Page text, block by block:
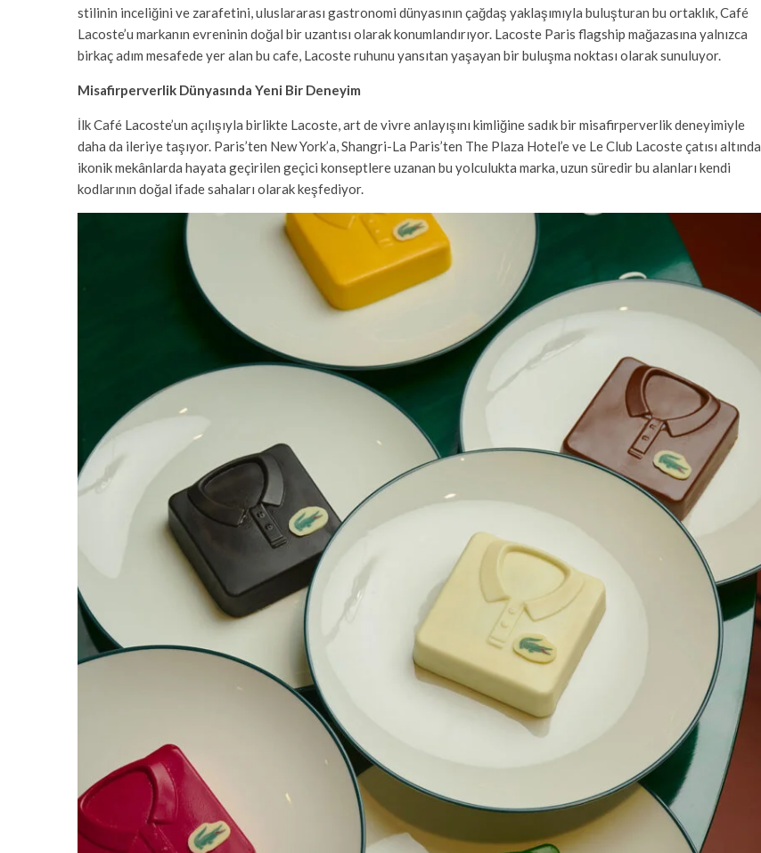
stilinin inceliğini ve zarafetini, uluslararası gastronomi dünyasının çağdaş yaklaşımıyla buluşturan bu ortaklık, Café
Lacoste’u markanın evreninin doğal bir uzantısı olarak konumlandırıyor. Lacoste Paris flagship mağazasına yalnızca
birkaç adım mesafede yer alan bu cafe, Lacoste ruhunu yansıtan yaşayan bir buluşma noktası olarak sunuluyor.
Misafirperverlik Dünyasında Yeni Bir Deneyim
İlk Café Lacoste’un açılışıyla birlikte Lacoste, art de vivre anlayışını kimliğine sadık bir misafirperverlik deneyimiyle
daha da ileriye taşıyor. Paris’ten New York’a, Shangri-La Paris’ten The Plaza Hotel’e ve Le Club Lacoste çatısı altında
ikonik mekânlarda hayata geçirilen geçici konseptlere uzanan bu yolculukta marka, uzun süredir bu alanları kendi
kodlarının doğal ifade sahaları olarak keşfediyor.